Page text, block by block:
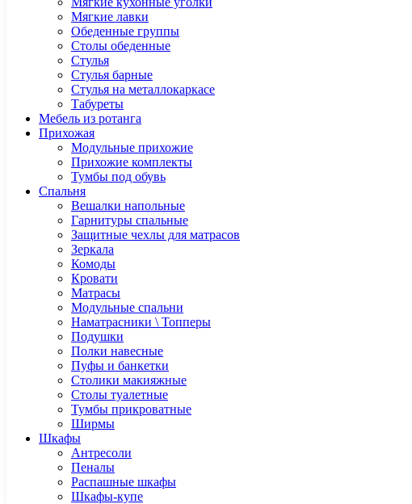
Мягкие лавки
Обеденные группы
Столы обеденные
Стулья
Стулья барные
Стулья на металлокаркасе
Табуреты
Мебель из ротанга
Прихожая
Модульные прихожие
Прихожие комплекты
Тумбы под обувь
Спальня
Вешалки напольные
Гарнитуры спальные
Защитные чехлы для матрасов
Зеркала
Комоды
Кровати
Матрасы
Модульные спальни
Наматрасники \ Топперы
Подушки
Полки навесные
Пуфы и банкетки
Столики макияжные
Столы туалетные
Тумбы прикроватные
Ширмы
Шкафы
Антресоли
Пеналы
Распашные шкафы
Шкафы-купе